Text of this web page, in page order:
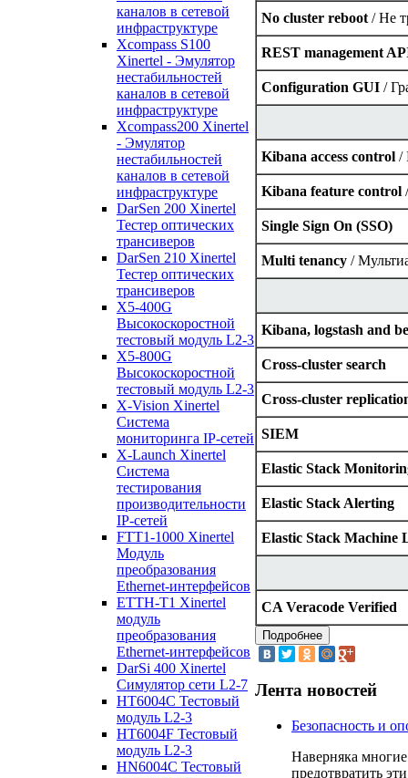
каналов в сетевой
инфраструктуре
Xcompass S100
Xinertel - Эмулятор
нестабильностей
каналов в сетевой
инфраструктуре
Xcompass200 Xinertel
- Эмулятор
нестабильностей
каналов в сетевой
инфраструктуре
DarSen 200 Xinertel
Тестер оптических
трансиверов
DarSen 210 Xinertel
Тестер оптических
трансиверов
X5-400G
Высокоскоростной
тестовый модуль L2-3
X5-800G
Высокоскоростной
тестовый модуль L2-3
X-Vision Xinertel
Система
мониторинга IP-сетей
X-Launch Xinertel
Система
тестирования
производительности
IP-сетей
FTT1-1000 Xinertel
Модуль
преобразования
Ethernet-интерфейсов
ETTH-T1 Xinertel
модуль
преобразования
Ethernet-интерфейсов
DarSi 400 Xinertel
Cимулятор сети L2-7
HT6004C Тестовый
модуль L2-3
HT6004F Тестовый
модуль L2-3
HN6004C Тестовый
No cluster reboot / Не
REST management
Configuration GUI /
Kibana access control /
Kibana feature control
Single Sign On (SSO)
Multi tenancy /
Kibana, logstash and
Cross-cluster search
Cross-cluster
SIEM
Elastic Stack
Elastic Stack Alerting
Elastic Stack Machine
CA Veracode Verified
Лента новостей
Безопасность и
Наверняка
предотвратить